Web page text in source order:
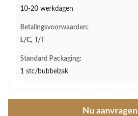
10-20 werkdagen
Betalingsvoorwaarden:
L/C, T/T
Standard Packaging:
1 stc/bubbelzak
Nu aanvragen